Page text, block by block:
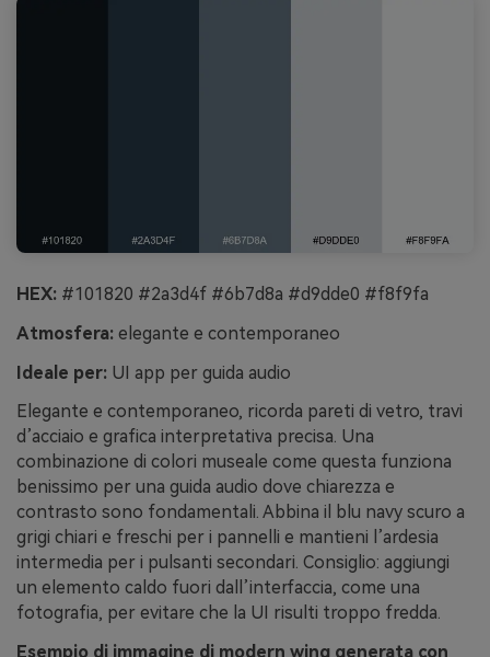
HEX: #101820 #2a3d4f #6b7d8a #d9dde0 #f8f9fa
Atmosfera: elegante e contemporaneo
Ideale per: UI app per guida audio
Elegante e contemporaneo, ricorda pareti di vetro, travi
d’acciaio e grafica interpretativa precisa. Una
combinazione di colori museale come questa funziona
benissimo per una guida audio dove chiarezza e
contrasto sono fondamentali. Abbina il blu navy scuro a
grigi chiari e freschi per i pannelli e mantieni l’ardesia
intermedia per i pulsanti secondari. Consiglio: aggiungi
un elemento caldo fuori dall’interfaccia, come una
fotografia, per evitare che la UI risulti troppo fredda.
Esempio di immagine di modern wing generata con